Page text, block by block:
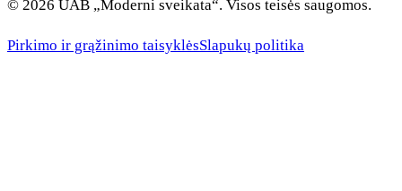
© 2026 UAB „Moderni sveikata“. Visos teisės saugomos.
Pirkimo ir grąžinimo taisyklėsSlapukų politika